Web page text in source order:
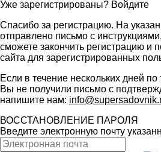
Уже зарегистрированы? Войдите
Спасибо за регистрацию. На
отправлено письмо с
сможете закончить регистрацию и
сайта для зарегистрированных
Если в течение нескольких дней
Вы не получили письмо с
напишите нам:
ВОССТАНОВЛЕНИЕ ПАРОЛЯ
Введите электронную почту